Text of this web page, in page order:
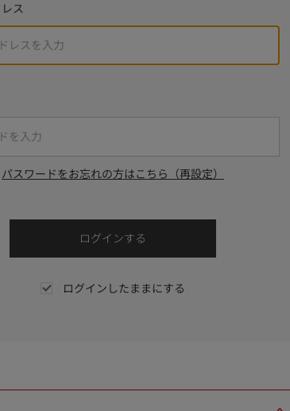
ス
パスワードをお忘れの方はこちら（再設定）
ログインしたままにする